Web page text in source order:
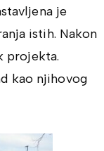
je
istih. Nakon
projekta.
kao njihovog